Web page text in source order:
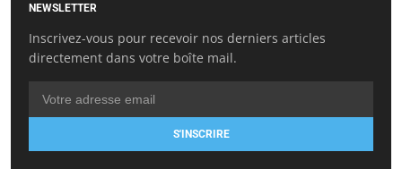
NEWSLETTER
Inscrivez-vous pour recevoir nos derniers articles
directement dans votre boîte mail.
S'INSCRIRE